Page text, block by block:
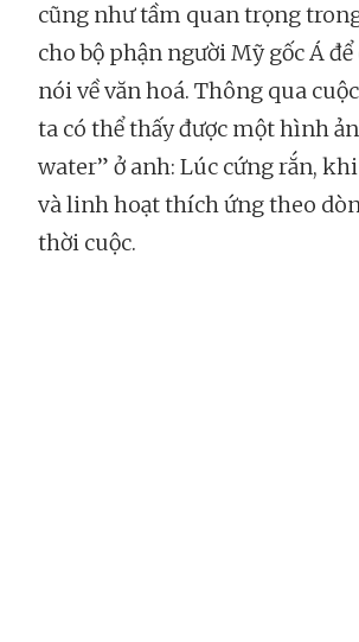
cũng như tầm quan trọng
cho bộ phận người Mỹ gốc Á
nói về văn hoá. Thông qua
ta có thể thấy được một hình
water” ở anh: Lúc cứng rắn,
và linh hoạt thích ứng theo
thời cuộc.